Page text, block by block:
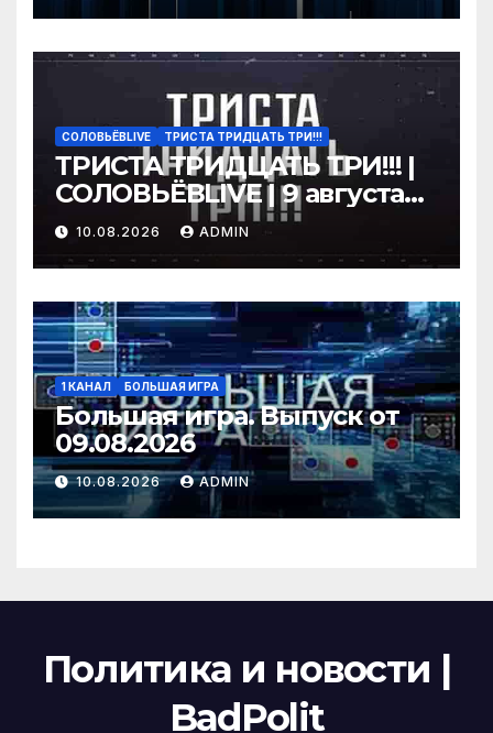
СОЛОВЬЁВLIVE ТРИСТА ТРИДЦАТЬ ТРИ!!!
ТРИСТА ТРИДЦАТЬ ТРИ!!! |
СОЛОВЬЁВLIVE | 9 августа
2026 года
10.08.2026 ADMIN
1 КАНАЛ БОЛЬШАЯ ИГРА
Большая игра. Выпуск от
09.08.2026
10.08.2026 ADMIN
Политика и новости |
BadPolit